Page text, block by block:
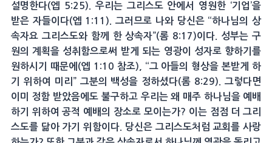
설명한다(엡 5:25). 우리는 그리스도 안에서 영원한 ‘기업’을
받은 자들이다(엡 1:11). 그러므로 나와 당신은 “하나님의 상
속자요 그리스도와 함께 한 상속자”(롬 8:17)이다. 성부는 구
원의 계획을 성취함으로써 받게 되는 영광이 성자로 향하기를
원하시기 때문에(엡 1:10 참조), “그 아들의 형상을 본받게 하
기 위하여 미리” 그분의 백성을 정하셨다(롬 8:29). 그렇다면
이미 정함 받았음에도 불구하고 우리는 왜 매주 하나님을 예배
하기 위하여 공적 예배의 장소로 모이는가? 이는 점점 더 그리
스도를 닮아 가기 위함이다. 당신은 그리스도처럼 교회를 사랑